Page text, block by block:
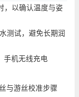
，以确认温度与姿
测试，避免长期润
手机无线充电